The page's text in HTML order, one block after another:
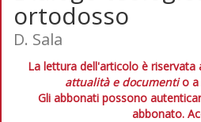
ortodosso
D. Sala
La lettura dell'articolo è riservata
attualità e documentio a
Gli abbonati possono
abbonato.